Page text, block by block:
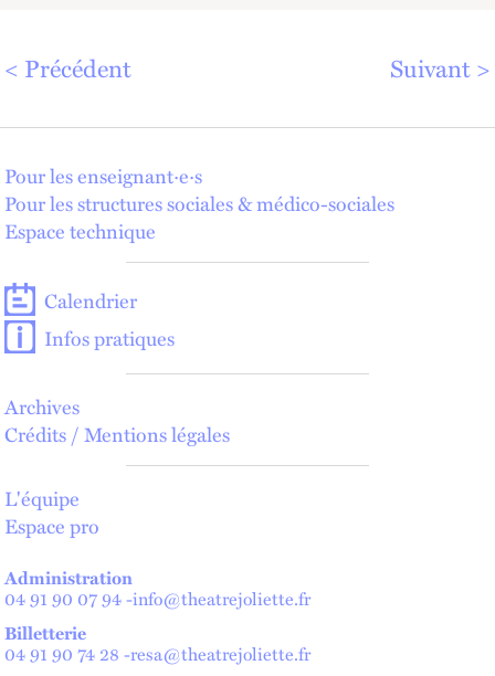
Précédent Suivant
Pour les enseignant·e·s
Pour les structures sociales & médico-sociales
Espace technique
Calendrier
Infos pratiques
Archives
Crédits / Mentions légales
L'équipe
Espace pro
Administration
04 91 90 07 94-info@theatrejoliette.fr
Billetterie
04 91 90 74 28 -resa@theatrejoliette.fr